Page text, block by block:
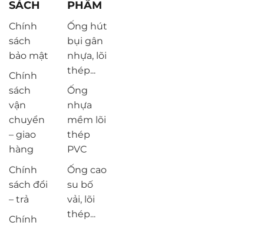
SÁCH
Chính
sách
bảo mật
Chính
sách
vận
chuyển
– giao
hàng
Chính
sách đổi
– trả
Chính
PHẨM
Ống hút
bụi gân
nhựa, lõi
thép...
Ống
nhựa
mềm lõi
thép
PVC
Ống cao
su bố
vải, lõi
thép...